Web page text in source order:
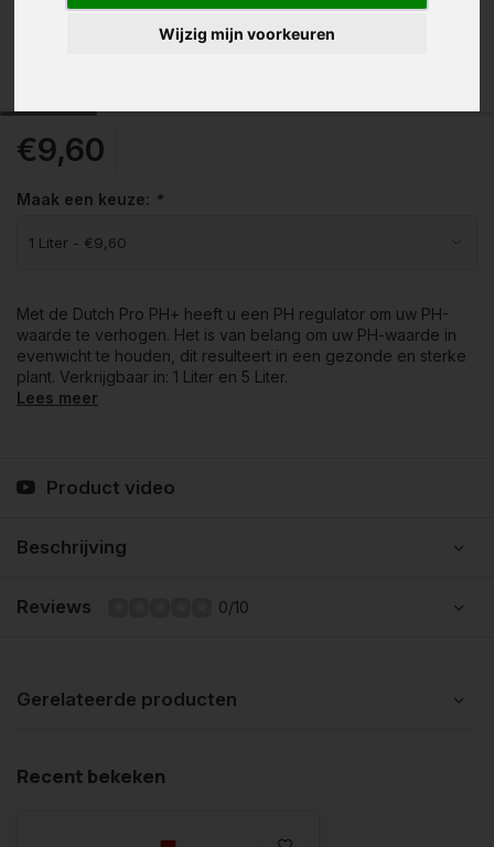
Wijzig mijn voorkeuren
€9,60
Maak een keuze: *
Met de Dutch Pro PH+ heeft u een PH regulator om uw PH-
waarde te verhogen. Het is van belang om uw PH-waarde in
evenwicht te houden, dit resulteert in een gezonde en sterke
plant. Verkrijgbaar in: 1 Liter en 5 Liter.
Lees meer
Product video
Beschrijving
Reviews 0/10
Gerelateerde producten
Recent bekeken